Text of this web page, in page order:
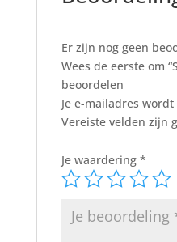
Er zijn nog geen
Wees de eerste om
beoordelen
Je e-mailadres
Vereiste velden zijn
Je waardering *